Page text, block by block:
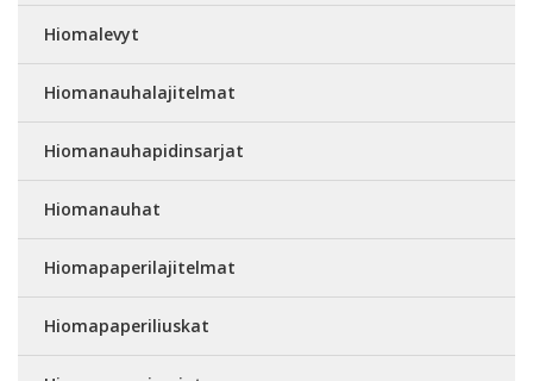
Hiomalevyt
Hiomanauhalajitelmat
Hiomanauhapidinsarjat
Hiomanauhat
Hiomapaperilajitelmat
Hiomapaperiliuskat